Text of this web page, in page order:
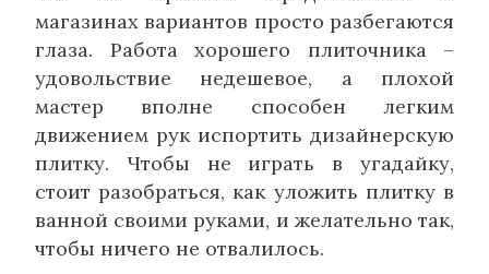
магазинах вариантов просто разбегаются
глаза. Работа хорошего плиточника –
удовольствие недешевое, а плохой
мастер вполне способен легким
движением рук испортить дизайнерскую
плитку. Чтобы не играть в угадайку,
стоит разобраться, как уложить плитку в
ванной своими руками, и желательно так,
чтобы ничего не отвалилось.